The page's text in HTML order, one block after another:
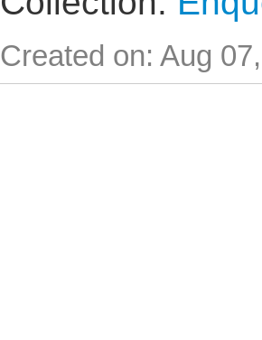
Created on: Aug